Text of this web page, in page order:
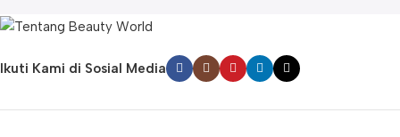
Ikuti Kami di Sosial Media